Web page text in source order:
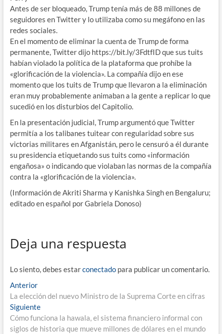
Antes de ser bloqueado, Trump tenía más de 88 millones de
seguidores en Twitter y lo utilizaba como su megáfono en las
redes sociales.
En el momento de eliminar la cuenta de Trump de forma
permanente, Twitter dijo https://bit.ly/3FdtfID que sus tuits
habían violado la política de la plataforma que prohíbe la
«glorificación de la violencia». La compañía dijo en ese
momento que los tuits de Trump que llevaron a la eliminación
eran muy probablemente animaban a la gente a replicar lo que
sucedió en los disturbios del Capitolio.
En la presentación judicial, Trump argumentó que Twitter
permitía a los talibanes tuitear con regularidad sobre sus
victorias militares en Afganistán, pero le censuró a él durante
su presidencia etiquetando sus tuits como «información
engañosa» o indicando que violaban las normas de la compañía
contra la «glorificación de la violencia».
(Información de Akriti Sharma y Kanishka Singh en Bengaluru;
editado en español por Gabriela Donoso)
Deja una respuesta
Lo siento, debes estarconectadopara publicar un comentario.
Navegación
de
entradas
AnteriorEntrada
anterior:
La elección del nuevo Ministro de la Suprema Corte en cifras
SiguienteEntrada
siguiente:
Cómo funciona la hawala, el sistema financiero informal con
siglos de historia que mueve millones de dólares en el mundo